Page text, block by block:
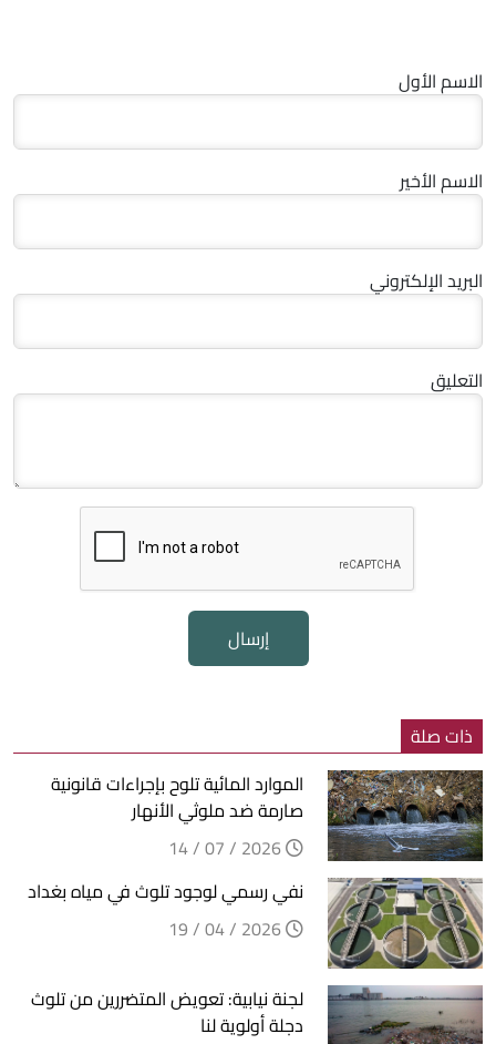
الاسم الأول
الاسم الأخير
البريد الإلكتروني
التعليق
إرسال
ذات صلة
الموارد المائية تلوح بإجراءات قانونية
صارمة ضد ملوثي الأنهار
نفي رسمي لوجود تلوث في مياه بغداد
لجنة نيابية: تعويض المتضررين من تلوث
دجلة أولوية لنا